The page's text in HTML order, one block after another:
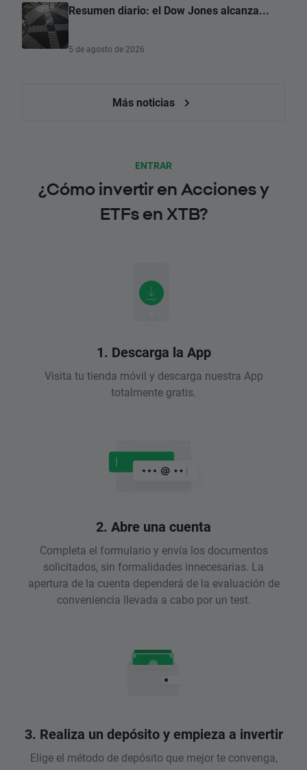
Resumen diario: el Dow Jones alcanza...
5 de agosto de 2026
Más noticias
ENTRAR
¿Cómo invertir en Acciones y
ETFs en XTB?
1. Descarga la App
Visita tu tienda móvil y descarga nuestra App
totalmente gratis.
2. Abre una cuenta
Completa el formulario y envía los documentos
solicitados, sin formalidades innecesarias. La
apertura de la cuenta dependerá de la evaluación de
conveniencia llevada a cabo por un test.
3. Realiza un depósito y empieza a invertir
Elige el método de depósito que mejor te convenga,